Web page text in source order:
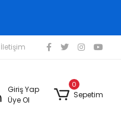
İletişim
Giriş Yap
Üye Ol
0
Sepetim